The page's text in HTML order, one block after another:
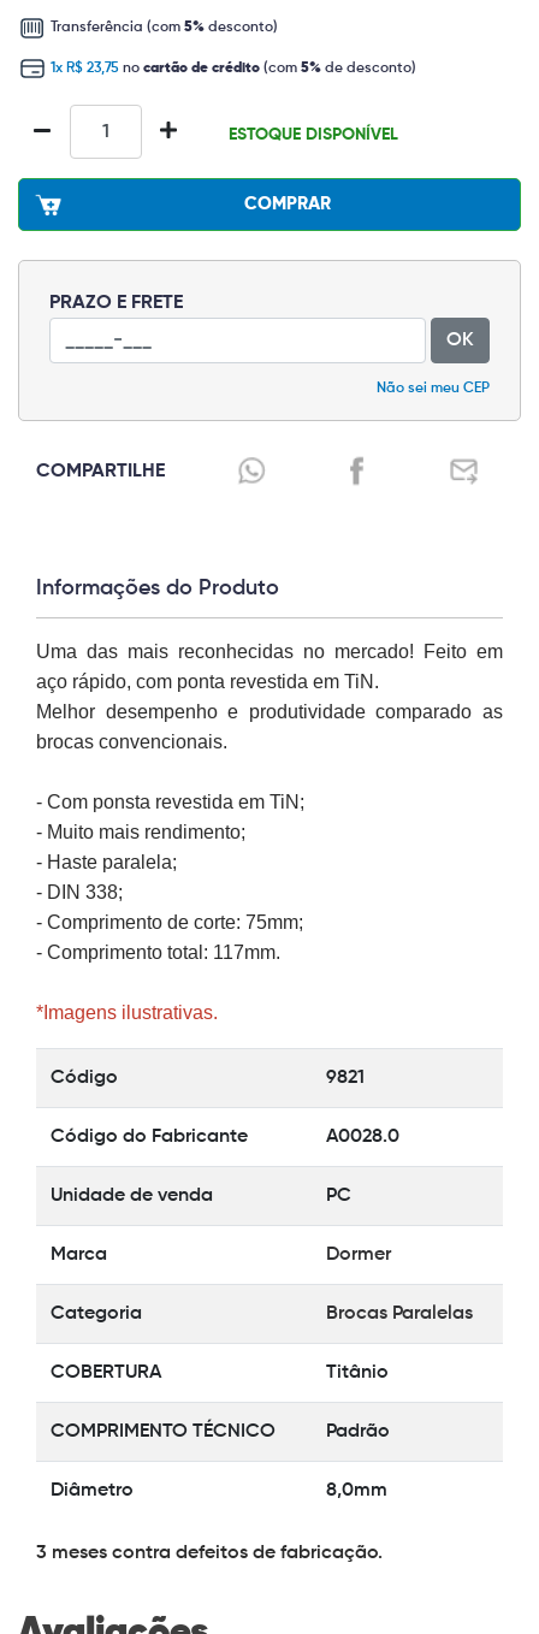
Transferência (com 5% desconto)
1x R$ 23,75 no cartão de crédito (com 5% de desconto)
ESTOQUE DISPONÍVEL
COMPRAR
PRAZO E FRETE
OK
Não sei meu CEP
COMPARTILHE
Informações do Produto
Uma das mais reconhecidas no mercado! Feito em
aço rápido, com ponta revestida em TiN.
Melhor desempenho e produtividade comparado as
brocas convencionais.
- Com ponsta revestida em TiN;
- Muito mais rendimento;
- Haste paralela;
- DIN 338;
- Comprimento de corte: 75mm;
- Comprimento total: 117mm.
*Imagens ilustrativas.
Código 9821
Código do Fabricante A0028.0
Unidade de venda PC
Marca Dormer
Categoria Brocas Paralelas
COBERTURA Titânio
COMPRIMENTO TÉCNICO Padrão
Diâmetro 8,0mm
3 meses contra defeitos de fabricação.